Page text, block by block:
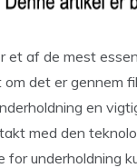
et af de mest
det er gennem
en
med den
for underholdning